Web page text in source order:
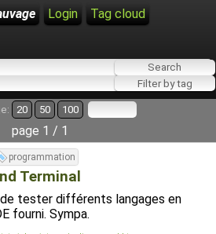
Login
Tag cloud
20 50 100
page 1 / 1
programmation
Terminal
tester différents langages en
fourni. Sympa.